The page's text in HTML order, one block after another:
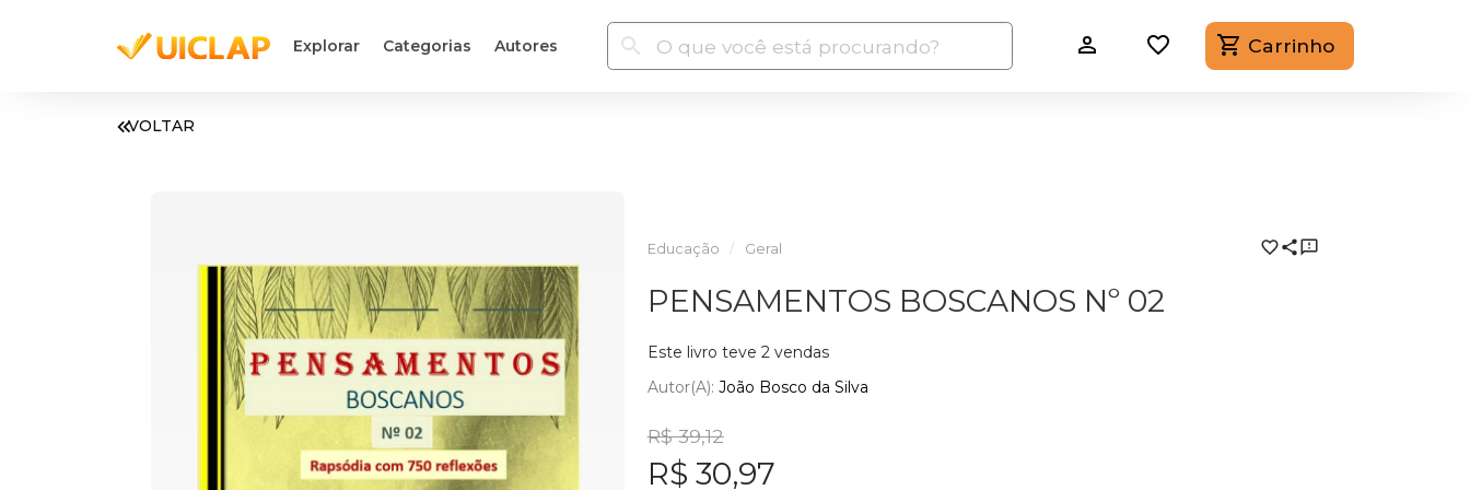
Explorar Categorias Autores Carrinho
VOLTAR
Educação Geral
PENSAMENTOS BOSCANOS Nº 02
Este livro teve 2 vendas
Autor(a): João Bosco da Silva
R$ 39,12
R$ 30,97